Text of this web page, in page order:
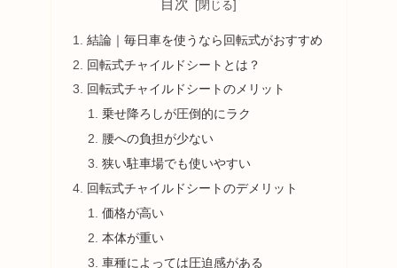
目次
結論｜毎日車を使うなら回転式がおすすめ
回転式チャイルドシートとは？
回転式チャイルドシートのメリット
乗せ降ろしが圧倒的にラク
腰への負担が少ない
狭い駐車場でも使いやすい
回転式チャイルドシートのデメリット
価格が高い
本体が重い
車種によっては圧迫感がある